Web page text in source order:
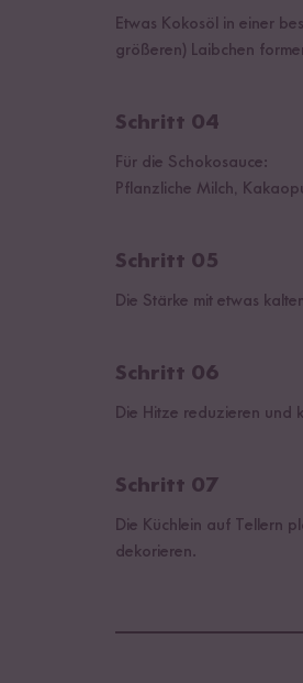
Etwas Kokosöl in einer
größeren) Laibchen
Schritt 04
Für die Schokosauce:
Pflanzliche Milch,
Schritt 05
Die Stärke mit etwas
Schritt 06
Die Hitze reduzieren und
Schritt 07
Die Küchlein auf Tellern
dekorieren.